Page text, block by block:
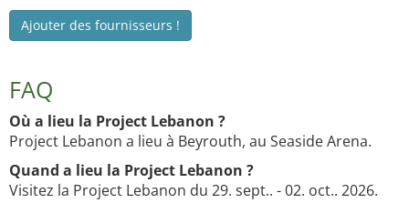
Ajouter des fournisseurs !
FAQ
Où a lieu la Project Lebanon ?
Project Lebanon a lieu à Beyrouth, au Seaside Arena.
Quand a lieu la Project Lebanon ?
Visitez la Project Lebanon du 29. sept.. - 02. oct.. 2026.